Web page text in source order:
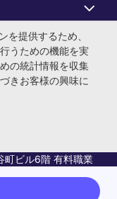
・ジャパン株式会
町ビル6階 有料職業
者派遣事業許可番
を提供するため、
うための機能を実
の統計情報を収集
きお客様の興味に